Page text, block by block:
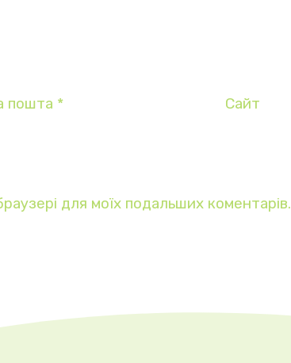
пошта * Сайт
для моїх подальших коментарів.